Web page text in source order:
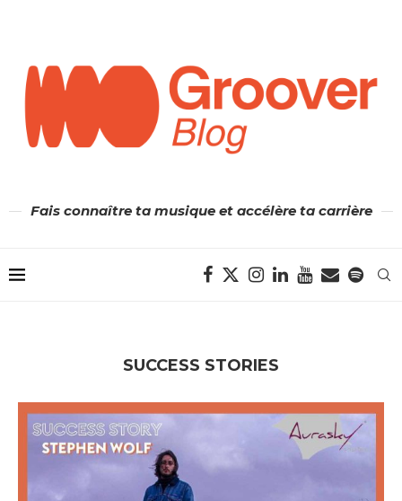
Fais connaître ta musique et accélère ta carrière
SUCCESS STORIES